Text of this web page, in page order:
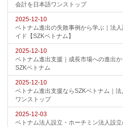
会計を日本語ワンストップ
2025-12-10
ベトナム進出の失敗事例から学ぶ｜法
イド【SZKベトナム】
2025-12-10
ベトナム進出支援｜成長市場への進出か
SZKベトナム
2025-12-10
ベトナム進出支援ならSZKベトナム｜
ワンストップ
2025-12-03
ベトナム法人設立・ホーチミン法人設